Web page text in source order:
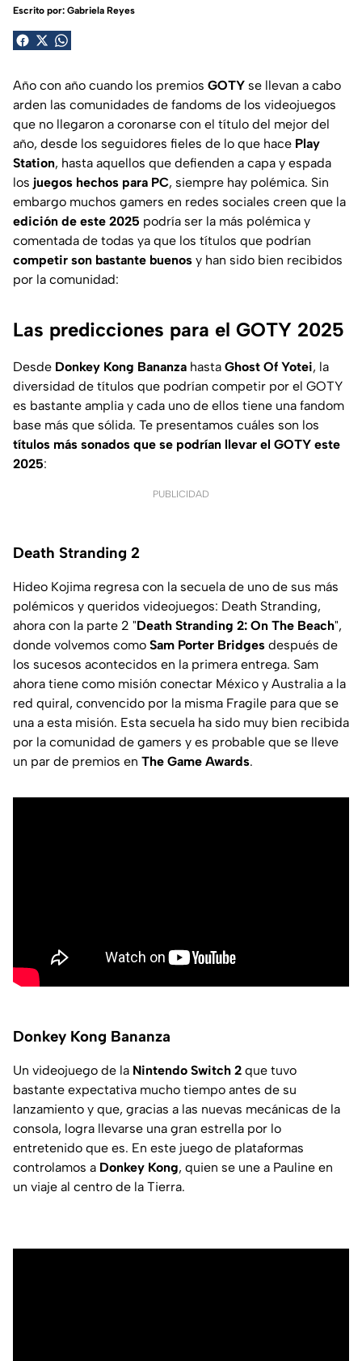
Escrito por: Gabriela Reyes
Año con año cuando los premios GOTY se llevan a cabo
arden las comunidades de fandoms de los videojuegos
que no llegaron a coronarse con el título del mejor del
año, desde los seguidores fieles de lo que hace Play
Station, hasta aquellos que defienden a capa y espada
los juegos hechos para PC, siempre hay polémica. Sin
embargo muchos gamers en redes sociales creen que la
edición de este 2025 podría ser la más polémica y
comentada de todas ya que los títulos que podrían
competir son bastante buenos y han sido bien recibidos
por la comunidad:
Las predicciones para el GOTY 2025
Desde Donkey Kong Bananza hasta Ghost Of Yotei, la
diversidad de títulos que podrían competir por el GOTY
es bastante amplia y cada uno de ellos tiene una fandom
base más que sólida. Te presentamos cuáles son los
títulos más sonados que se podrían llevar el GOTY este
2025:
PUBLICIDAD
Death Stranding 2
Hideo Kojima regresa con la secuela de uno de sus más
polémicos y queridos videojuegos: Death Stranding,
ahora con la parte 2 "Death Stranding 2: On The Beach",
donde volvemos como Sam Porter Bridges después de
los sucesos acontecidos en la primera entrega. Sam
ahora tiene como misión conectar México y Australia a la
red quiral, convencido por la misma Fragile para que se
una a esta misión. Esta secuela ha sido muy bien recibida
por la comunidad de gamers y es probable que se lleve
un par de premios en The Game Awards.
Donkey Kong Bananza
Un videojuego de la Nintendo Switch 2 que tuvo
bastante expectativa mucho tiempo antes de su
lanzamiento y que, gracias a las nuevas mecánicas de la
consola, logra llevarse una gran estrella por lo
entretenido que es. En este juego de plataformas
controlamos a Donkey Kong, quien se une a Pauline en
un viaje al centro de la Tierra.